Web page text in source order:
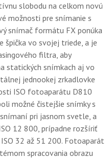
slobodu na celkom novú
možnosti pre snímanie s
snímač formátu FX ponúka
špička vo svojej triede, a je
filtra, aby
statických snímkach aj vo
jednookej zrkadlovke
ISO fotoaparátu D810
možné čistejšie snímky s
pri jasnom svetle, a
12 800, prípadne rozšíriť
32 až 51 200. Fotoaparát
spracovania obrazu